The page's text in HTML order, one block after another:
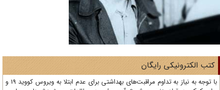
الکترونیکی رایگان
با توجه به نیاز به تداوم مراقبت‌های بهداشتی برای عدم ابتلا به ویروس کووید 19 و